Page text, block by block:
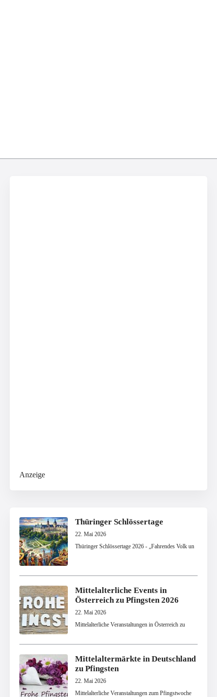
Anzeige
Thüringer Schlössertage
22. Mai 2026
Thüringer Schlössertage 2026 - „Fahrendes Volk un
Mittelalterliche Events in
Österreich zu Pfingsten 2026
22. Mai 2026
Mittelalterliche Veranstaltungen in Österreich zu
Mittelaltermärkte in Deutschland
zu Pfingsten
22. Mai 2026
Mittelalterliche Veranstaltungen zum Pfingstwoche